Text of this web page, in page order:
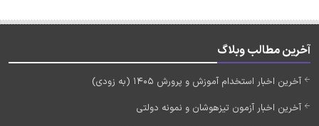
آخرین مطالب وبلاگ
آخرین اخبار استخدام آموزش و پرورش 1405 (به زودی)
آخرین اخبار آزمون تیزهوشان و نمونه دولتی